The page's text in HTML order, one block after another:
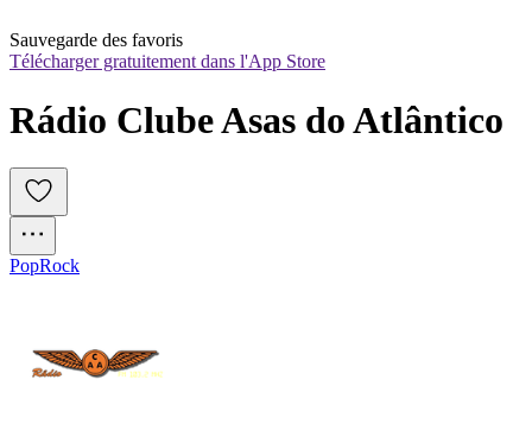
Sauvegarde des favoris
Télécharger gratuitement dans l'App Store
Rádio Clube Asas do Atlântico
PopRock